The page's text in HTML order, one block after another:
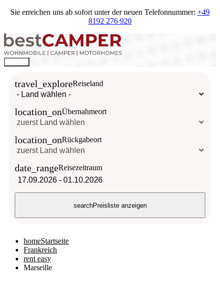
Sie erreichen uns ab sofort unter der neuen Telefonnummer: +49
8192 276 920
travel_exploreReiseland
location_onÜbernahmeort
location_onRückgabeort
date_rangeReisezeitraum
17.09.2026 - 01.10.2026
searchPreisliste anzeigen
homeStartseite
Frankreich
rent easy
Marseille